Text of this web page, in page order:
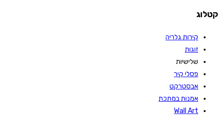
קטלוג
קירות גלריה
זוגות
שלישיות
פסלי קיר
אבסטרקט
אמנות במתכת
Wall Art